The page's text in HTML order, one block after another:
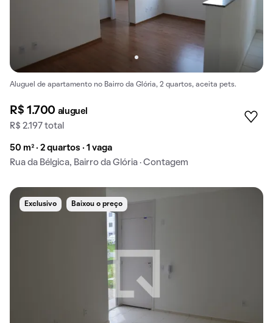
Aluguel de apartamento no Bairro da Glória, 2 quartos, aceita pets.
R$ 1.700 aluguel
R$ 2.197 total
50 m² · 2 quartos · 1 vaga
Rua da Bélgica, Bairro da Glória · Contagem
Exclusivo Baixou o preço